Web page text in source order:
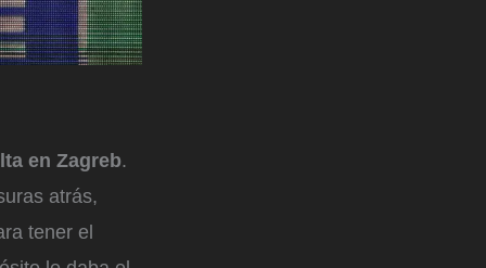
en Zagreb.
atrás,
tener el